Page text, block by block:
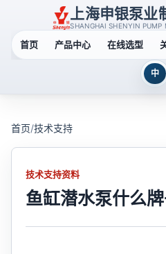
上海申银泵业
SHANGHAI SHENYIN PUMP
首页 产品中心 在线选型
中
首页/技术支持
技术支持资料
鱼缸潜水泵什么牌